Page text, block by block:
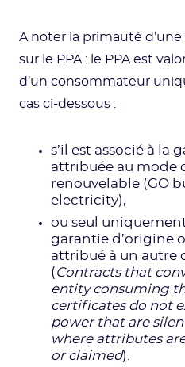
A noter la primauté d’une
sur le PPA : le PPA est
d’un consommateur
cas ci-dessous :
s’il est associé à la
attribuée au mode
renouvelable (GO
electricity),
ou seul uniquement
garantie d’origine
attribué à un autre
( Contracts that
entity consuming
certificates do not
power that are
where attributes
or claimed).